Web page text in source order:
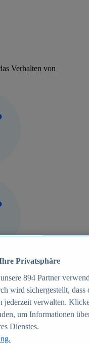
Verhalten von
39.000 Online-Shops
Privatsphäre
894 Partner
wird sichergestellt,
jederzeit verwalten.
um Informationen
Dienstes.